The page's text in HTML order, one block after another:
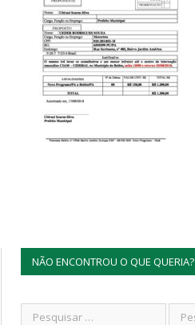
NÃO ENCONTROU O QUE QUERIA?